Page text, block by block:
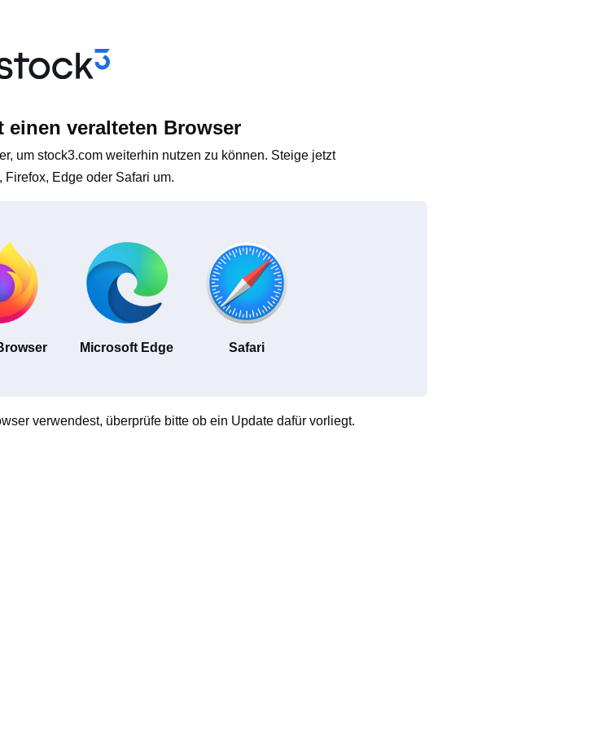
einen veralteten Browser
um stock3.com weiterhin nutzen zu können. Steige jetzt
Firefox, Edge oder Safari um.
Microsoft Edge Safari
verwendest, überprüfe bitte ob ein Update dafür vorliegt.